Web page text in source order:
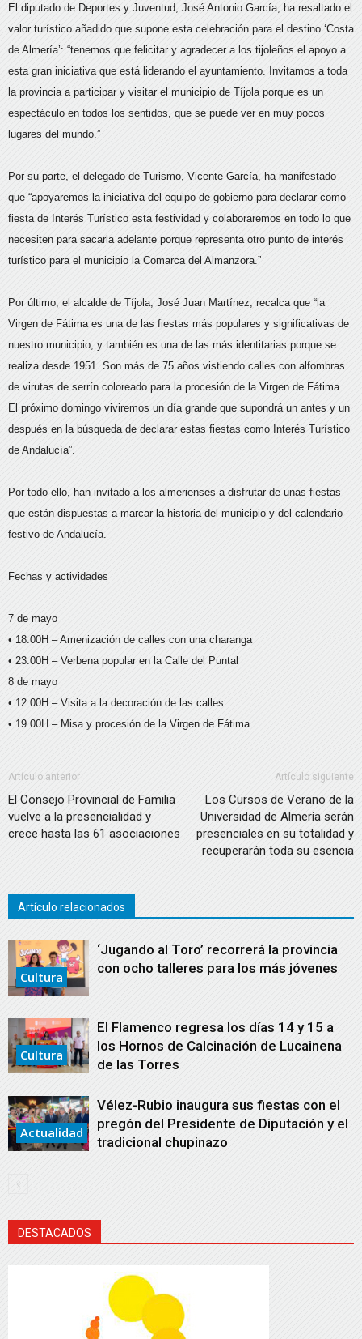
El diputado de Deportes y Juventud, José Antonio García, ha resaltado el
valor turístico añadido que supone esta celebración para el destino ‘Costa
de Almería’: “tenemos que felicitar y agradecer a los tijoleños el apoyo a
esta gran iniciativa que está liderando el ayuntamiento. Invitamos a toda
la provincia a participar y visitar el municipio de Tíjola porque es un
espectáculo en todos los sentidos, que se puede ver en muy pocos
lugares del mundo.”
Por su parte, el delegado de Turismo, Vicente García, ha manifestado
que “apoyaremos la iniciativa del equipo de gobierno para declarar como
fiesta de Interés Turístico esta festividad y colaboraremos en todo lo que
necesiten para sacarla adelante porque representa otro punto de interés
turístico para el municipio la Comarca del Almanzora.”
Por último, el alcalde de Tíjola, José Juan Martínez, recalca que “la
Virgen de Fátima es una de las fiestas más populares y significativas de
nuestro municipio, y también es una de las más identitarias porque se
realiza desde 1951. Son más de 75 años vistiendo calles con alfombras
de virutas de serrín coloreado para la procesión de la Virgen de Fátima.
El próximo domingo viviremos un día grande que supondrá un antes y un
después en la búsqueda de declarar estas fiestas como Interés Turístico
de Andalucía”.
Por todo ello, han invitado a los almerienses a disfrutar de unas fiestas
que están dispuestas a marcar la historia del municipio y del calendario
festivo de Andalucía.
Fechas y actividades
7 de mayo
• 18.00H – Amenización de calles con una charanga
• 23.00H – Verbena popular en la Calle del Puntal
8 de mayo
• 12.00H – Visita a la decoración de las calles
• 19.00H – Misa y procesión de la Virgen de Fátima
Artículo anterior
El Consejo Provincial de Familia
vuelve a la presencialidad y
crece hasta las 61 asociaciones
Artículo siguiente
Los Cursos de Verano de la
Universidad de Almería serán
presenciales en su totalidad y
recuperarán toda su esencia
Artículo relacionados
Cultura
‘Jugando al Toro’ recorrerá la provincia
con ocho talleres para los más jóvenes
Cultura
El Flamenco regresa los días 14 y 15 a
los Hornos de Calcinación de Lucainena
de las Torres
Actualidad
Vélez-Rubio inaugura sus fiestas con el
pregón del Presidente de Diputación y el
tradicional chupinazo
DESTACADOS